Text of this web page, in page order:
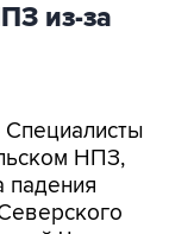
из-за
Специалисты
НПЗ,
падения